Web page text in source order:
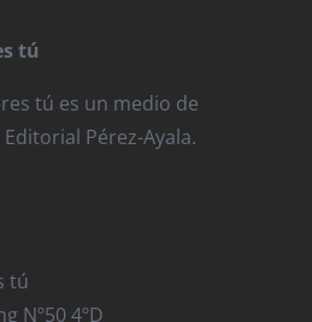
tú
tú es un medio de
Pérez-Ayala.
tú
Nº50 4ºD